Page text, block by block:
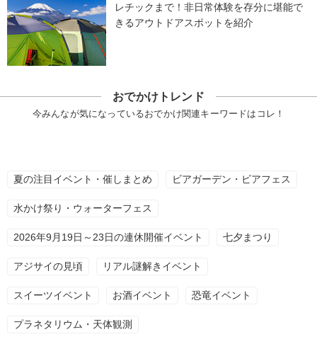
レチックまで！非日常体験を存分に堪能で
きるアウトドアスポットを紹介
おでかけトレンド
今みんなが気になっているおでかけ関連キーワードはコレ！
夏の注目イベント・催しまとめ ビアガーデン・ビアフェス
水かけ祭り・ウォーターフェス
2026年9月19日～23日の連休開催イベント 七夕まつり
アジサイの見頃 リアル謎解きイベント
スイーツイベント お酒イベント 恐竜イベント
プラネタリウム・天体観測